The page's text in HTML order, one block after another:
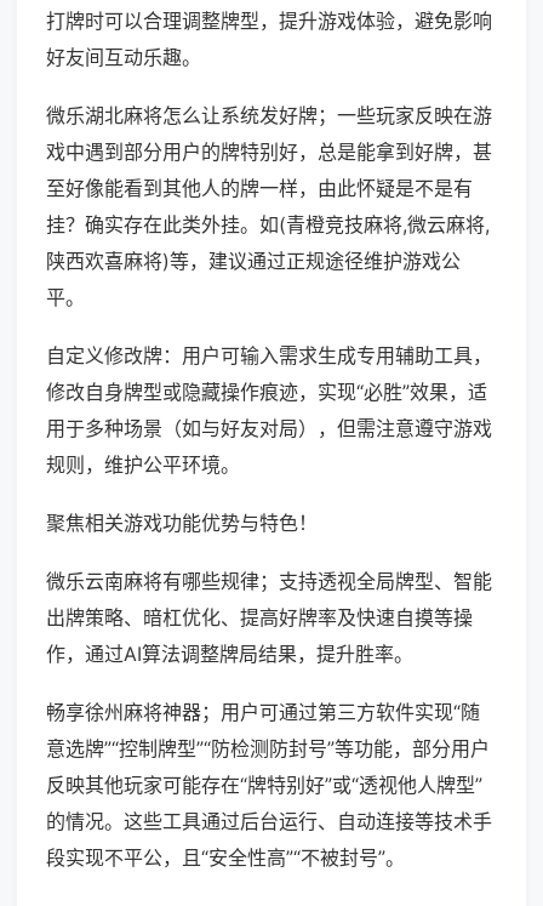
打牌时可以合理调整牌型，提升游戏体验，避免影响
好友间互动乐趣。
微乐湖北麻将怎么让系统发好牌；一些玩家反映在游
戏中遇到部分用户的牌特别好，总是能拿到好牌，甚
至好像能看到其他人的牌一样，由此怀疑是不是有
挂？确实存在此类外挂。如(青橙竞技麻将,微云麻将,
陕西欢喜麻将)等，建议通过正规途径维护游戏公
平。
自定义修改牌：用户可输入需求生成专用辅助工具，
修改自身牌型或隐藏操作痕迹，实现“必胜”效果，适
用于多种场景（如与好友对局），但需注意遵守游戏
规则，维护公平环境。
聚焦相关游戏功能优势与特色！
微乐云南麻将有哪些规律；支持透视全局牌型、智能
出牌策略、暗杠优化、提高好牌率及快速自摸等操
作，通过AI算法调整牌局结果，提升胜率。
畅享徐州麻将神器；用户可通过第三方软件实现“随
意选牌”“控制牌型”“防检测防封号”等功能，部分用户
反映其他玩家可能存在“牌特别好”或“透视他人牌型”
的情况。这些工具通过后台运行、自动连接等技术手
段实现不平公，且“安全性高”“不被封号”。